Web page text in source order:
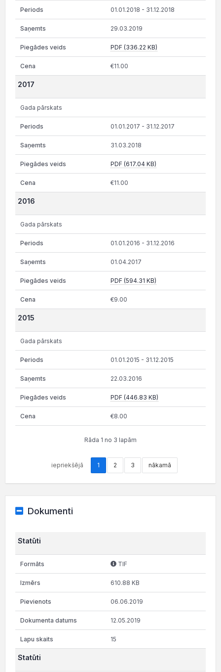
01.01.2018 - 31.12.2018
29.03.2019
PDF (336.22 KB)
€11.00
2017
Gada pārskats
01.01.2017 - 31.12.2017
31.03.2018
PDF (617.04 KB)
€11.00
2016
Gada pārskats
01.01.2016 - 31.12.2016
01.04.2017
PDF (594.31 KB)
€9.00
2015
Gada pārskats
01.01.2015 - 31.12.2015
22.03.2016
PDF (446.83 KB)
€8.00
Rāda 1 no 3 lapām
iepriekšējā 1 2 3 nākamā
Dokumenti
Statūti
TIF
610.88 KB
06.06.2019
12.05.2019
15
Statūti